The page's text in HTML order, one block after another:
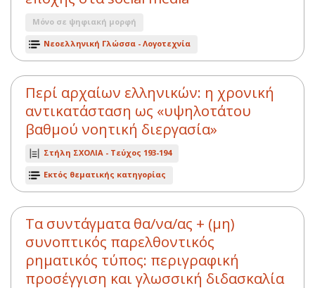
Μόνο σε ψηφιακή μορφή
Νεοελληνική Γλώσσα - Λογοτεχνία
Περί αρχαίων ελληνικών: η χρονική
αντικατάσταση ως «υψηλοτάτου
βαθμού νοητική διεργασία»
Στήλη ΣΧΟΛΙΑ - Τεύχος 193-194
Εκτός θεματικής κατηγορίας
Τα συντάγματα θα/να/ας + (μη)
συνοπτικός παρελθοντικός
ρηματικός τύπος: περιγραφική
προσέγγιση και γλωσσική διδασκαλία